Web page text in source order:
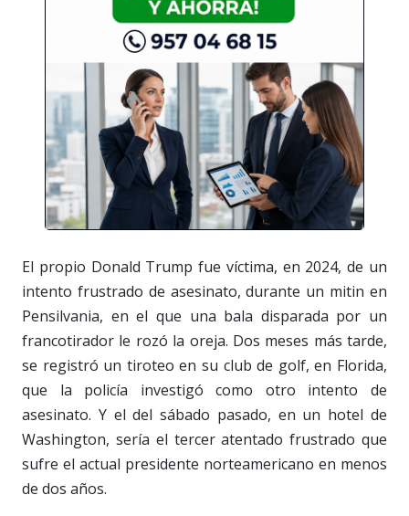
El propio Donald Trump fue víctima, en 2024, de un
intento frustrado de asesinato, durante un mitin en
Pensilvania, en el que una bala disparada por un
francotirador le rozó la oreja. Dos meses más tarde,
se registró un tiroteo en su club de golf, en Florida,
que la policía investigó como otro intento de
asesinato. Y el del sábado pasado, en un hotel de
Washington, sería el tercer atentado frustrado que
sufre el actual presidente norteamericano en menos
de dos años.